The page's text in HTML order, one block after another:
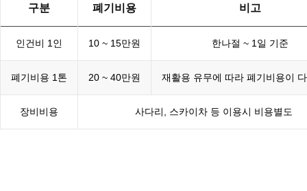
구분 폐기비용 비고
인건비 1인 10 ~ 15만원 한나절 ~ 1일 기준
폐기비용 1톤 20 ~ 40만원 재활용 유무에 따라 폐기비용이
장비비용 사다리, 스카이차 등 이용시 비용별도